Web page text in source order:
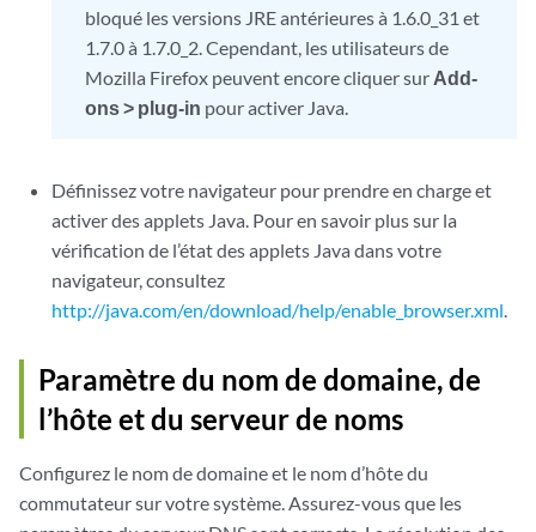
bloqué les versions JRE antérieures à 1.6.0_31 et
1.7.0 à 1.7.0_2. Cependant, les utilisateurs de
Mozilla Firefox peuvent encore cliquer sur Add-
ons > plug-in pour activer Java.
Définissez votre navigateur pour prendre en charge et
activer des applets Java. Pour en savoir plus sur la
vérification de l’état des applets Java dans votre
navigateur, consultez
http://java.com/en/download/help/enable_browser.xml.
Paramètre du nom de domaine, de
l’hôte et du serveur de noms
Configurez le nom de domaine et le nom d’hôte du
commutateur sur votre système. Assurez-vous que les